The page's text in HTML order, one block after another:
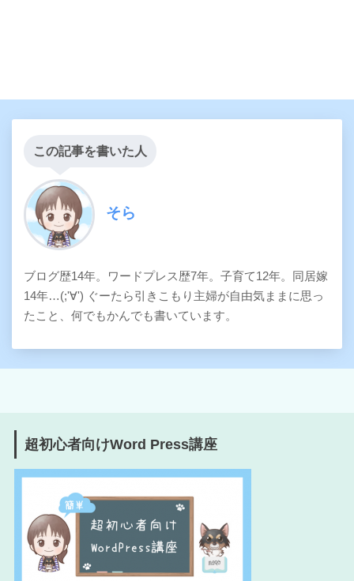
この記事を書いた人
そら
ブログ歴14年。ワードプレス歴7年。子育て12年。同居嫁
14年…(;'∀') ぐーたら引きこもり主婦が自由気ままに思っ
たこと、何でもかんでも書いています。
超初心者向けWord Press講座